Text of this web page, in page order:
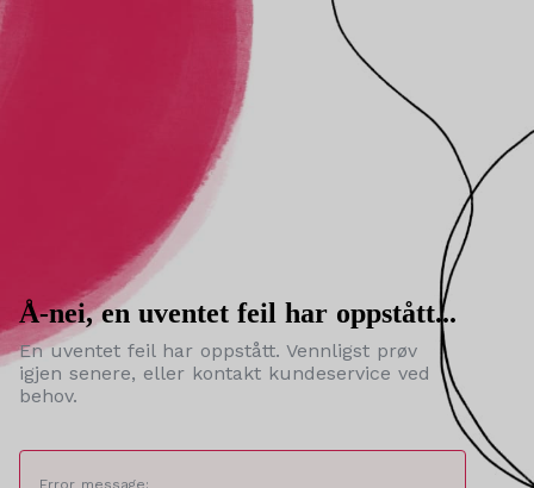
Å-nei, en uventet feil har oppstått...
En uventet feil har oppstått. Vennligst prøv
igjen senere, eller kontakt kundeservice ved
behov.
Error message: